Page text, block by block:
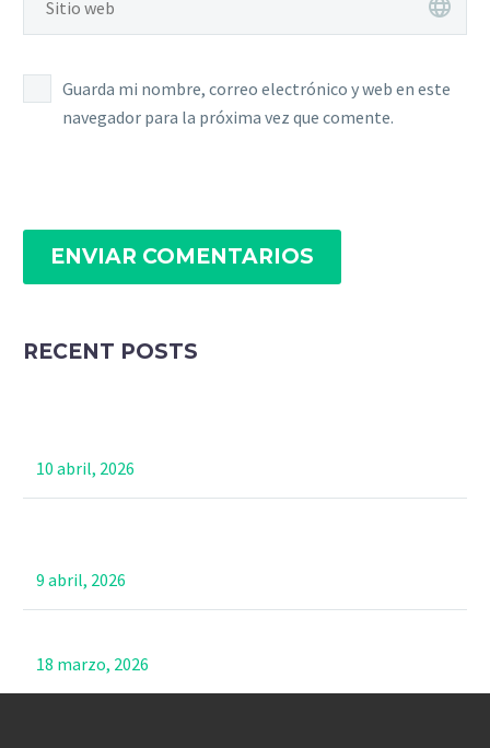
Guarda mi nombre, correo electrónico y web en este
navegador para la próxima vez que comente.
ENVIAR COMENTARIOS
RECENT POSTS
10 abril, 2026
9 abril, 2026
18 marzo, 2026